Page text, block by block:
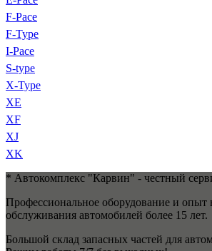
F-Pace
F-Type
I-Pace
S-type
X-Type
XE
XF
XJ
XK
* Автокомплекс "Карвин" - честный
Профессиональное оборудование и опыт
обслуживания автомобилей более 15 лет.
Большой склад запасных частей для